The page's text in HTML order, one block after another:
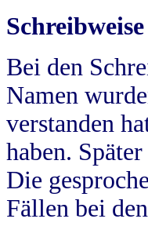
Bei den
Namen
verstanden
haben.
Die
Fällen bei